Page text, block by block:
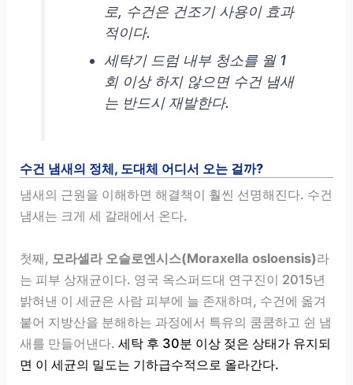
로, 수건은 건조기 사용이 효과
적이다.
세탁기 드럼 내부 청소를 월 1
회 이상 하지 않으면 수건 냄새
는 반드시 재발한다.
수건 냄새의 정체, 도대체 어디서 오는 걸까?
냄새의 근원을 이해하면 해결책이 훨씬 선명해진다. 수건
냄새는 크게 세 갈래에서 온다.
첫째, 모라셀라 오슬로엔시스(Moraxella osloensis)라
는 피부 상재균이다. 영국 옥스퍼드대 연구진이 2015년
밝혀낸 이 세균은 사람 피부에 늘 존재하며, 수건에 옮겨
붙어 지방산을 분해하는 과정에서 특유의 쿰쿰하고 쉰 냄
새를 만들어낸다.세탁 후 30분 이상 젖은 상태가 유지되
면 이 세균의 밀도는 기하급수적으로 올라간다.